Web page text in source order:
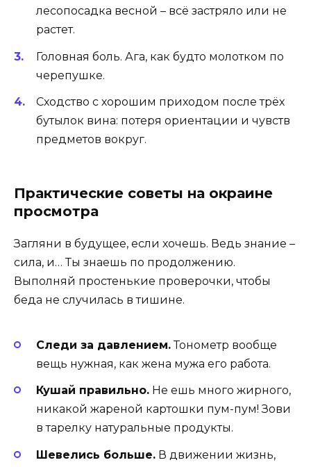
лесопосадка весной – всё застряло или не
растет.
Головная боль. Ага, как будто молотком по
черепушке.
Сходство с хорошим приходом после трёх
бутылок вина: потеря ориентации и чувств
предметов вокруг.
Практические советы на окраине
просмотра
Загляни в будущее, если хочешь. Ведь знание –
сила, и… Ты знаешь по продолжению.
Выполняй простенькие проверочки, чтобы
беда не случилась в тишине.
Следи за давлением.Тонометр вообще
вещь нужная, как жена мужа его работа.
Кушай правильно. Не ешь много жирного,
никакой жареной картошки пум-пум! Зови
в тарелку натуральные продукты.
Шевелись больше. В движении жизнь,